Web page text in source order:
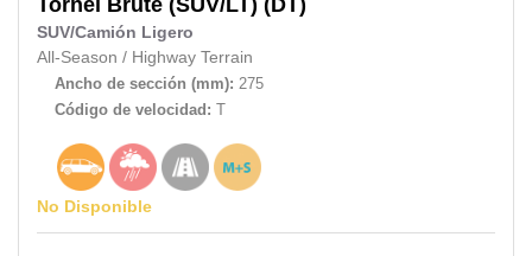
SUV/Camión Ligero
All-Season / Highway Terrain
Ancho de sección (mm): 275
Código de velocidad: T
No Disponible